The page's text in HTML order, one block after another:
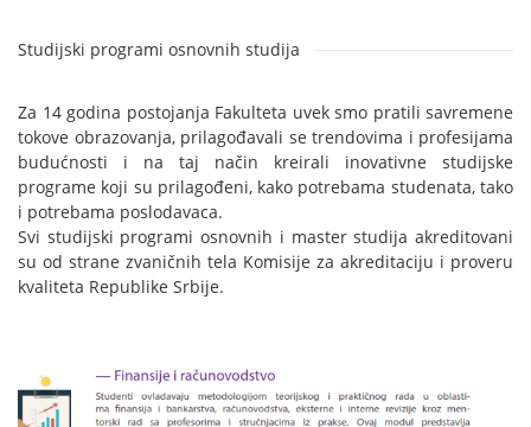
Studijski programi osnovnih studija
Za 14 godina postojanja Fakulteta uvek smo pratili savremene
tokove obrazovanja, prilagođavali se trendovima i profesijama
budućnosti i na taj način kreirali inovativne studijske
programe koji su prilagođeni, kako potrebama studenata, tako
i potrebama poslodavaca.
Svi studijski programi osnovnih i master studija akreditovani
su od strane zvaničnih tela Komisije za akreditaciju i proveru
kvaliteta Republike Srbije.